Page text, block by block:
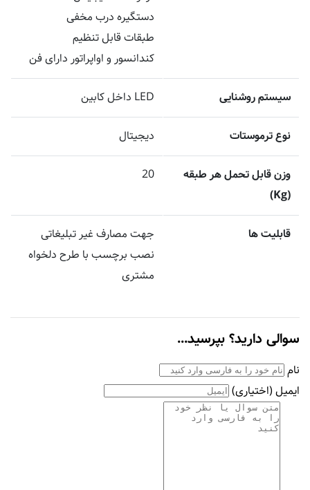
دستگیره درب مخفی
طبقات قابل تنظیم
کندانسور و اواپراتور دارای فن
سیستم روشنایی LED داخل کابین
نوع ترموستات دیجیتال
وزن قابل تحمل هر طبقه
(Kg)
20
قابلیت ها
جهت مصارف غیر تبلیغاتی
نصب برچسب با طرح دلخواه
مشتری
سوالی دارید؟ بپرسید...
نام
ایمیل (اختیاری)